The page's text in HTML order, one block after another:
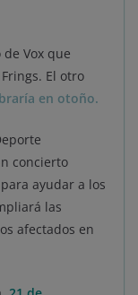
Vox que
El otro
en otoño.
concierto
ayudar a los
las
afectados en